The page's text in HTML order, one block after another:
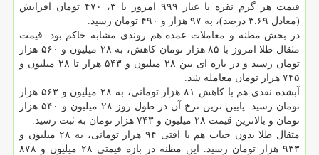
قیمت هر گرم نقره با عیار ۹۹۹ امروز با ۳، ۴۷۰ تومان افزایش
(معادل ۳.۶۹ درصد)، به ۹۷ هزار و ۴۹۰ تومان رسید.
در بخش مظنه و معاملات عمده هم روندی مشابه حاکم بود. قیمت
مثقال طلا امروز با ۸۵ هزار تومان کاهش، به ۲۸ میلیون و ۵۶۰ هزار
تومان رسید و در بازه ای بین ۲۸ میلیون و ۵۴۳ هزار تا ۲۸ میلیون و
۷۴۵ هزار تومان معامله شد.
آبشده نقدی هم با کاهش ۸۱ هزار تومانی، به ۲۸ میلیون و ۵۶۳ هزار
تومان رسید. پایین ترین نرخ آن در طول روز ۲۸ میلیون و ۵۴۰ هزار
تومان و بالاترین قیمت ۲۸ میلیون و ۷۴۳ هزار تومان به ثبت رسید.
مثقال طلا بدون حباب هم با افتی ۹۴ هزار تومانی، به ۲۸ میلیون و
۹۳۳ هزار تومان رسید. این مظنه در بازه قیمتی ۲۸ میلیون و ۸۷۸